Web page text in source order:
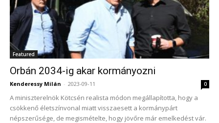
Featured
Orbán 2034-ig akar kormányozni
Kenderessy Milán - 2023-09-11 0
A miniszterelnök Kötcsén realista módon megállapította, hogy a
csökkenő életszínvonal miatt visszaesett a kormánypárt
népszerűsége, de megismételte, hogy jövőre már emelkedést vár.